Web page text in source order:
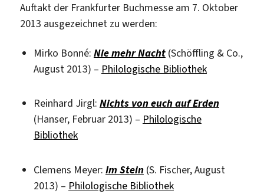
Auftakt der Frankfurter Buchmesse am 7. Oktober
2013 ausgezeichnet zu werden:
Mirko Bonné: Nie mehr Nacht (Schöffling & Co.,
August 2013) – Philologische Bibliothek
Reinhard Jirgl: Nichts von euch auf Erden
(Hanser, Februar 2013) – Philologische
Bibliothek
Clemens Meyer: Im Stein(S. Fischer, August
2013) – Philologische Bibliothek